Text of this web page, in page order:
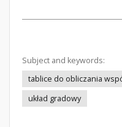
Subject and keywords:
tablice do obliczania
układ gradowy